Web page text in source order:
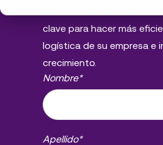
clave para hacer más
logística de su empresa e
crecimiento.
Nombre*
Apellido*